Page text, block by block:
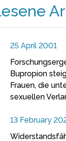
25 April 2001
Bupropion
Frauen, die
sexuellen
13 February